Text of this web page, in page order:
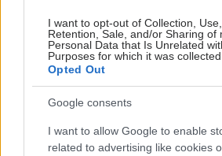
I want to opt-out of Collection, Use,
Retention, Sale, and/or Sharing of
Personal Data that Is Unrelated
Purposes for which it was collected.
Opted Out
Google consents
I want to allow Google to enable
related to advertising like cookies